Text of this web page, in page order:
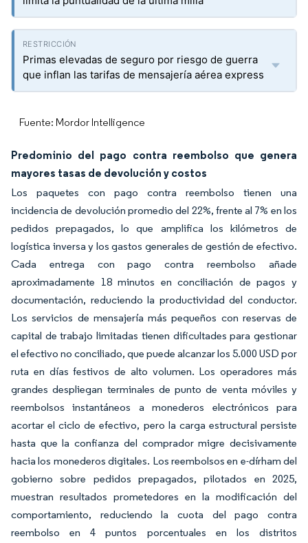
Primas elevadas de seguro por riesgo de guerra
que inflan las tarifas de mensajería aérea express
Fuente: Mordor Intelligence
Predominio del pago contra reembolso que genera
mayores tasas de devolución y costos
Los paquetes con pago contra reembolso tienen una
incidencia de devolución promedio del 22%, frente al 7% en los
pedidos prepagados, lo que amplifica los kilómetros de
logística inversa y los gastos generales de gestión de efectivo.
Cada entrega con pago contra reembolso añade
aproximadamente 18 minutos en conciliación de pagos y
documentación, reduciendo la productividad del conductor.
Los servicios de mensajería más pequeños con reservas de
capital de trabajo limitadas tienen dificultades para gestionar
el efectivo no conciliado, que puede alcanzar los 5.000 USD por
ruta en días festivos de alto volumen. Los operadores más
grandes despliegan terminales de punto de venta móviles y
reembolsos instantáneos a monederos electrónicos para
acortar el ciclo de efectivo, pero la carga estructural persiste
hasta que la confianza del comprador migre decisivamente
hacia los monederos digitales. Los reembolsos en e-dírham del
gobierno sobre pedidos prepagados, pilotados en 2025,
muestran resultados prometedores en la modificación del
comportamiento, reduciendo la cuota del pago contra
reembolso en 4 puntos porcentuales en los distritos